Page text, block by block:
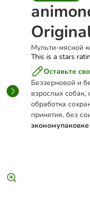
Мульти-мясной
This is a stars
Оставьте
Беззерновой и
взрослых
обработка
принятия, без